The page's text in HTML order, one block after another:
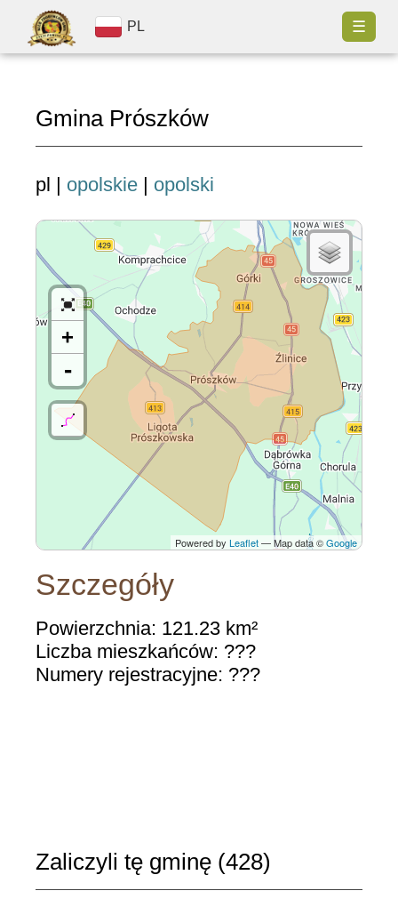
PL ☰
Gmina Prószków
pl | opolskie | opolski
+
-
Powered by Leaflet— Map data ©Google
Szczegóły
Powierzchnia: 121.23 km²
Liczba mieszkańców: ???
Numery rejestracyjne: ???
Zaliczyli tę gminę (428)